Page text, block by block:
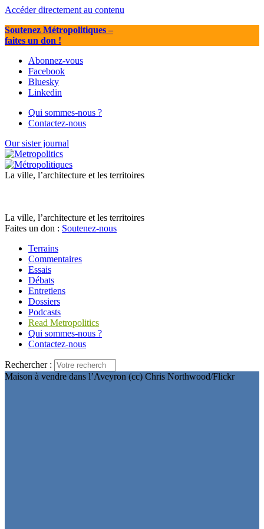
Accéder directement au contenu
Soutenez Métropolitiques–
faites un don !
Abonnez-vous
Facebook
Bluesky
Linkedin
Qui sommes-nous ?
Contactez-nous
Our sister journal
La ville, l’architecture et les territoires
La ville, l’architecture et les territoires
Faites un don : Soutenez-nous
Terrains
Commentaires
Essais
Débats
Entretiens
Dossiers
Podcasts
Read Metropolitics
Qui sommes-nous ?
Contactez-nous
Rechercher :
Maison à vendre dans l’Aveyron (cc) Chris Northwood/Flickr